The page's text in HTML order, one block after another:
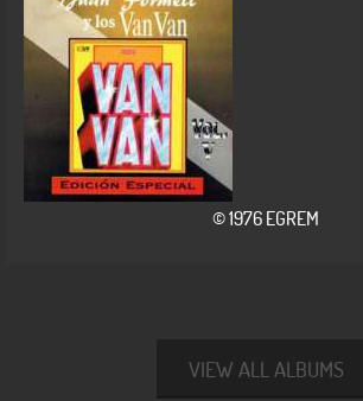
© 1976 EGREM
VIEW ALL ALBUMS